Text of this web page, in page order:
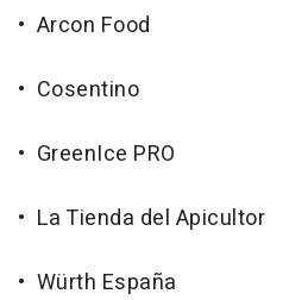
• Arcon Food
• Cosentino
• GreenIce PRO
• La Tienda del Apicultor
• Würth España